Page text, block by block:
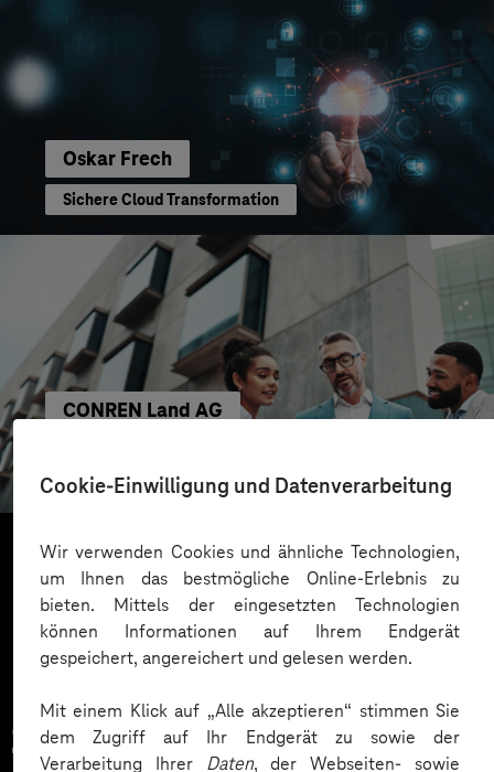
Cookie-Einwilligung und Datenverarbeitung
Wir verwenden Cookies und ähnliche Technologien,
um Ihnen das bestmögliche Online-Erlebnis zu
bieten. Mittels der eingesetzten Technologien
können Informationen auf Ihrem Endgerät
gespeichert, angereichert und gelesen werden.
Mit einem Klick auf „Alle akzeptieren“ stimmen Sie
dem Zugriff auf Ihr Endgerät zu sowie der
Verarbeitung Ihrer Daten, der Webseiten- sowie
Oskar Frech
Sichere Cloud Transformation
CONREN Land AG
Change-Begleitung
Mehr laden
Zahlreiche Unternehmen